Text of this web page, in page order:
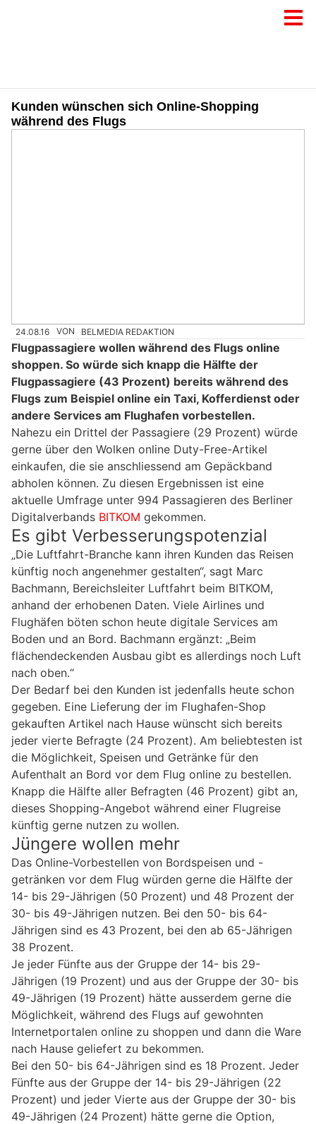
Kunden wünschen sich Online-Shopping
während des Flugs
24.08.16 VON BELMEDIA REDAKTION
Flugpassagiere wollen während des Flugs online
shoppen. So würde sich knapp die Hälfte der
Flugpassagiere (43 Prozent) bereits während des
Flugs zum Beispiel online ein Taxi, Kofferdienst oder
andere Services am Flughafen vorbestellen.
Nahezu ein Drittel der Passagiere (29 Prozent) würde
gerne über den Wolken online Duty-Free-Artikel
einkaufen, die sie anschliessend am Gepäckband
abholen können. Zu diesen Ergebnissen ist eine
aktuelle Umfrage unter 994 Passagieren des Berliner
Digitalverbands BITKOM gekommen.
Es gibt Verbesserungspotenzial
„Die Luftfahrt-Branche kann ihren Kunden das Reisen
künftig noch angenehmer gestalten“, sagt Marc
Bachmann, Bereichsleiter Luftfahrt beim BITKOM,
anhand der erhobenen Daten. Viele Airlines und
Flughäfen böten schon heute digitale Services am
Boden und an Bord. Bachmann ergänzt: „Beim
flächendeckenden Ausbau gibt es allerdings noch Luft
nach oben.“
Der Bedarf bei den Kunden ist jedenfalls heute schon
gegeben. Eine Lieferung der im Flughafen-Shop
gekauften Artikel nach Hause wünscht sich bereits
jeder vierte Befragte (24 Prozent). Am beliebtesten ist
die Möglichkeit, Speisen und Getränke für den
Aufenthalt an Bord vor dem Flug online zu bestellen.
Knapp die Hälfte aller Befragten (46 Prozent) gibt an,
dieses Shopping-Angebot während einer Flugreise
künftig gerne nutzen zu wollen.
Jüngere wollen mehr
Das Online-Vorbestellen von Bordspeisen und -
getränken vor dem Flug würden gerne die Hälfte der
14- bis 29-Jährigen (50 Prozent) und 48 Prozent der
30- bis 49-Jährigen nutzen. Bei den 50- bis 64-
Jährigen sind es 43 Prozent, bei den ab 65-Jährigen
38 Prozent.
Je jeder Fünfte aus der Gruppe der 14- bis 29-
Jährigen (19 Prozent) und aus der Gruppe der 30- bis
49-Jährigen (19 Prozent) hätte ausserdem gerne die
Möglichkeit, während des Flugs auf gewohnten
Internetportalen online zu shoppen und dann die Ware
nach Hause geliefert zu bekommen.
Bei den 50- bis 64-Jährigen sind es 18 Prozent. Jeder
Fünfte aus der Gruppe der 14- bis 29-Jährigen (22
Prozent) und jeder Vierte aus der Gruppe der 30- bis
49-Jährigen (24 Prozent) hätte gerne die Option,